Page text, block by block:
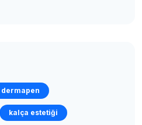
dermapen
kalça estetiği